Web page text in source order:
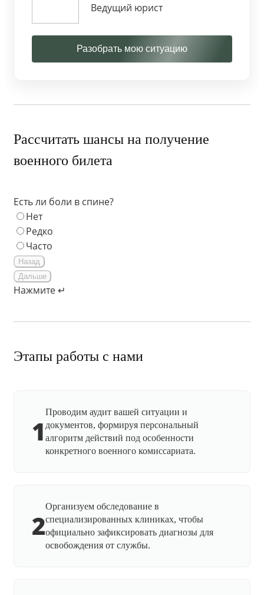
Ведущий юрист
Разобрать мою ситуацию
Рассчитать шансы на получение
военного билета
Есть ли боли в спине?
Нет
Редко
Часто
Назад
Дальше
Нажмите ↵
Этапы работы с нами
1
Проводим аудит вашей ситуации и
документов, формируя персональный
алгоритм действий под особенности
конкретного военного комиссариата.
2
Организуем обследование в
специализированных клиниках, чтобы
официально зафиксировать диагнозы для
освобождения от службы.